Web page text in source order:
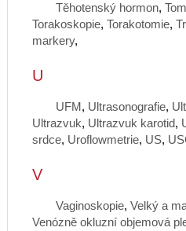
Těhotenský hormon,
Torakoskopie, Torakotomie,
markery,
U
UFM, Ultrasonografie,
Ultrazvuk, Ultrazvuk karotid,
srdce, Uroflowmetrie, US,
V
Vaginoskopie, Velký a
Venózně okluzní objemová